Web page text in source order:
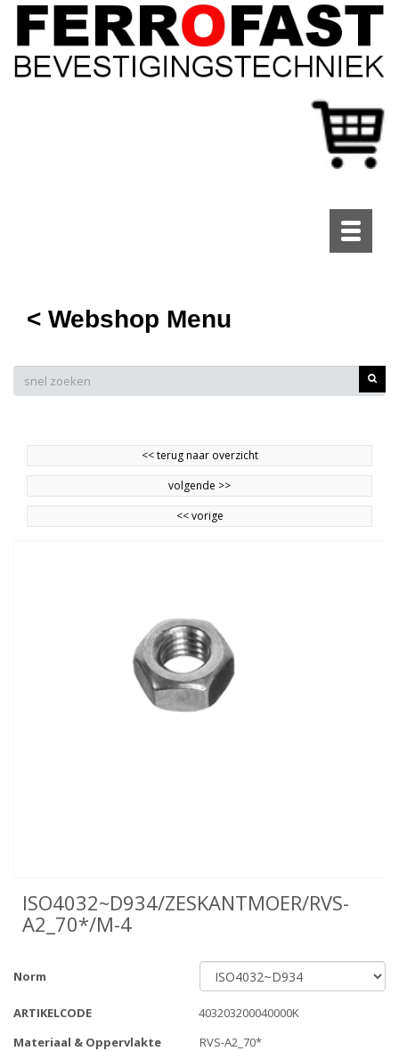
Toggle
< Webshop Menu
<<terug naar overzicht
volgende >>
<<vorige
ISO4032~D934/ZESKANTMOER/RVS-
A2_70*/M-4
Norm
ARTIKELCODE
403203200040000K
Materiaal & Oppervlakte
RVS-A2_70*